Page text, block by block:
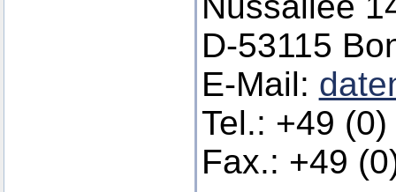
D-53115
E-Mail:
Tel.: +49
Fax.: +49